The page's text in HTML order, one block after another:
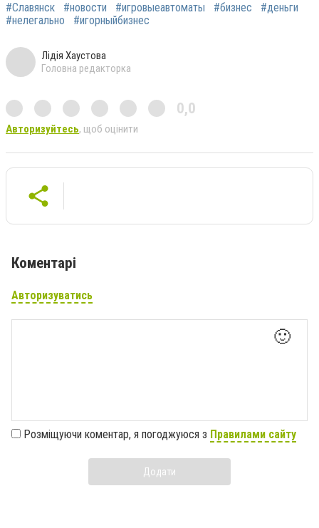
#Славянск #новости #игровыеавтоматы #бизнес
#деньги
#нелегально
#игорныйбизнес
Лідія Хаустова
Головна редакторка
0,0
Авторизуйтесь, щоб оцінити
Коментарі
Авторизуватись
🙂
Розміщуючи коментар, я погоджуюся з Правилами сайту
Додати